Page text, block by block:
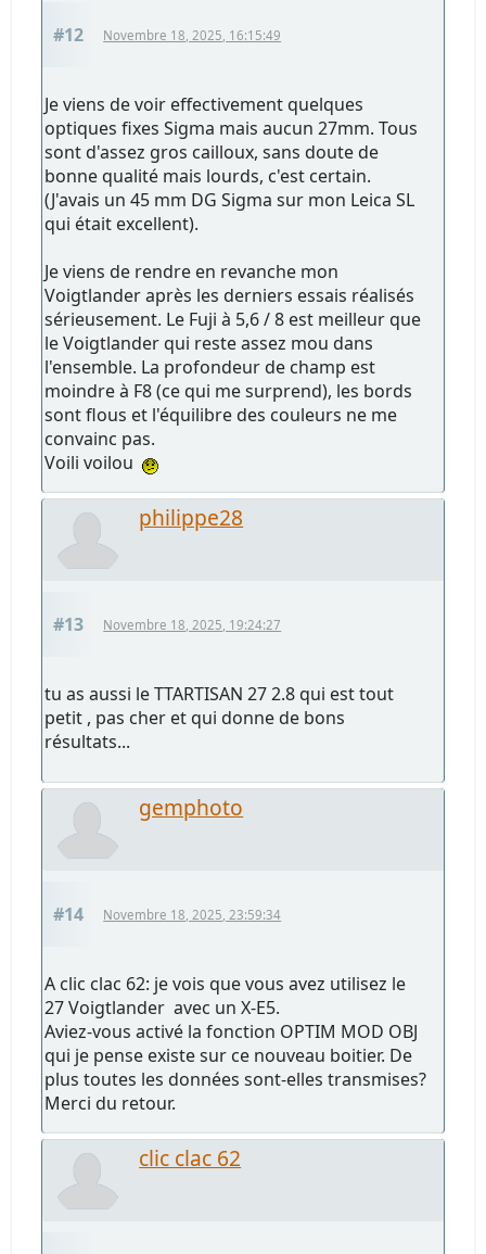
#12 Novembre 18, 2025, 16:15:49
Je viens de voir effectivement quelques
optiques fixes Sigma mais aucun 27mm. Tous
sont d'assez gros cailloux, sans doute de
bonne qualité mais lourds, c'est certain.
(J'avais un 45 mm DG Sigma sur mon Leica SL
qui était excellent).
Je viens de rendre en revanche mon
Voigtlander après les derniers essais réalisés
sérieusement. Le Fuji à 5,6 / 8 est meilleur que
le Voigtlander qui reste assez mou dans
l'ensemble. La profondeur de champ est
moindre à F8 (ce qui me surprend), les bords
sont flous et l'équilibre des couleurs ne me
convainc pas.
Voili voilou
philippe28
#13 Novembre 18, 2025, 19:24:27
tu as aussi le TTARTISAN 27 2.8 qui est tout
petit , pas cher et qui donne de bons
résultats...
gemphoto
#14 Novembre 18, 2025, 23:59:34
A clic clac 62: je vois que vous avez utilisez le
27 Voigtlander avec un X-E5.
Aviez-vous activé la fonction OPTIM MOD OBJ
qui je pense existe sur ce nouveau boitier. De
plus toutes les données sont-elles transmises?
Merci du retour.
clic clac 62